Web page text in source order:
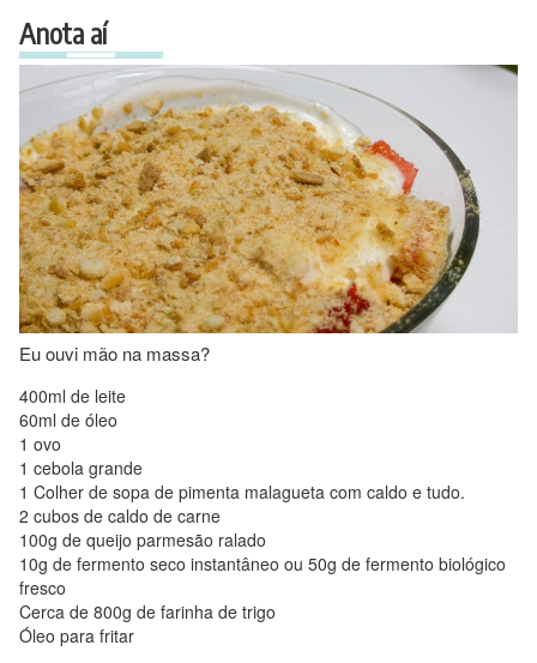
Anota aí
Eu ouvi mão na massa?
400ml de leite
60ml de óleo
1 ovo
1 cebola grande
1 Colher de sopa de pimenta malagueta com caldo e tudo.
2 cubos de caldo de carne
100g de queijo parmesão ralado
10g de fermento seco instantâneo ou 50g de fermento biológico
fresco
Cerca de 800g de farinha de trigo
Óleo para fritar